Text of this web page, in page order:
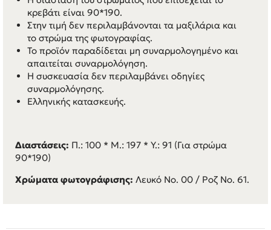
κρεβάτι είναι 90*190.
Στην τιμή δεν περιλαμβάνονται τα μαξιλάρια και
το στρώμα της φωτογραφίας.
Το προϊόν παραδίδεται μη συναρμολογημένο και
απαιτείται συναρμολόγηση.
Η συσκευασία δεν περιλαμβάνει οδηγίες
συναρμολόγησης.
Ελληνικής κατασκευής.
Διαστάσεις: Π.: 100 * M.: 197 * Y.: 91 (Για στρώμα
90*190)
Χρώματα φωτογράφισης: Λευκό Νο. 00 / Ροζ Νο. 61.